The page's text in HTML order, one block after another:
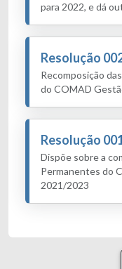
para 2022, e dá
Resolução
Recomposição
do COMAD
Resolução
Dispõe sobre a
Permanentes do
2021/2023